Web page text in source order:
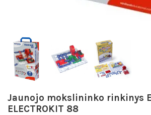
Jaunojo mokslininko rinkinys
ELECTROKIT 88